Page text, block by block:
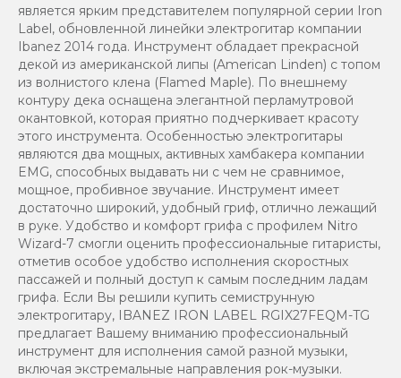
является ярким представителем популярной серии Iron
Label, обновленной линейки электрогитар компании
Ibanez 2014 года. Инструмент обладает прекрасной
декой из американской липы (American Linden) с топом
из волнистого клена (Flamed Maple). По внешнему
контуру дека оснащена элегантной перламутровой
окантовкой, которая приятно подчеркивает красоту
этого инструмента. Особенностью электрогитары
являются два мощных, активных хамбакера компании
EMG, способных выдавать ни с чем не сравнимое,
мощное, пробивное звучание. Инструмент имеет
достаточно широкий, удобный гриф, отлично лежащий
в руке. Удобство и комфорт грифа с профилем Nitro
Wizard-7 смогли оценить профессиональные гитаристы,
отметив особое удобство исполнения скоростных
пассажей и полный доступ к самым последним ладам
грифа. Если Вы решили купить семиструнную
электрогитару, IBANEZ IRON LABEL RGIX27FEQM-TG
предлагает Вашему вниманию профессиональный
инструмент для исполнения самой разной музыки,
включая экстремальные направления рок-музыки.